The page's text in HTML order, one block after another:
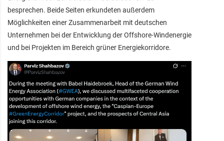
besprechen. Beide Seiten erkundeten außerdem
Möglichkeiten einer Zusammenarbeit mit deutschen
Unternehmen bei der Entwicklung der Offshore-Windenergie
und bei Projekten im Bereich grüner Energiekorridore.